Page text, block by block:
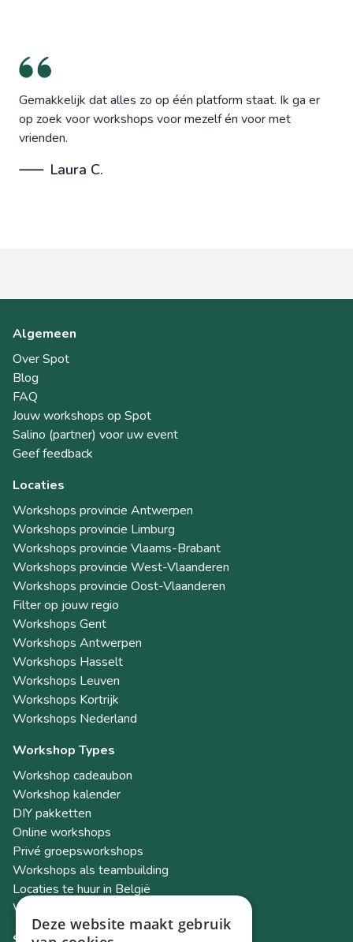
Gemakkelijk dat alles zo op één platform staat. Ik ga er
op zoek voor workshops voor mezelf én voor met
vrienden.
Laura C.
Algemeen
Over Spot
Blog
FAQ
Jouw workshops op Spot
Salino (partner) voor uw event
Geef feedback
Locaties
Workshops provincie Antwerpen
Workshops provincie Limburg
Workshops provincie Vlaams-Brabant
Workshops provincie West-Vlaanderen
Workshops provincie Oost-Vlaanderen
Filter op jouw regio
Workshops Gent
Workshops Antwerpen
Workshops Hasselt
Workshops Leuven
Workshops Kortrijk
Workshops Nederland
Workshop Types
Workshop cadeaubon
Workshop kalender
DIY pakketten
Online workshops
Privé groepsworkshops
Workshops als teambuilding
Locaties te huur in België
Workshop Academy
Deze website maakt gebruik